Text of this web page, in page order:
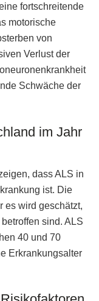
fortschreitende
motorische
von
Verlust der
Schwäche der
im Jahr
dass ALS in
ist. Die
es wird geschätzt,
sind. ALS
40 und 70
Erkrankungsalter